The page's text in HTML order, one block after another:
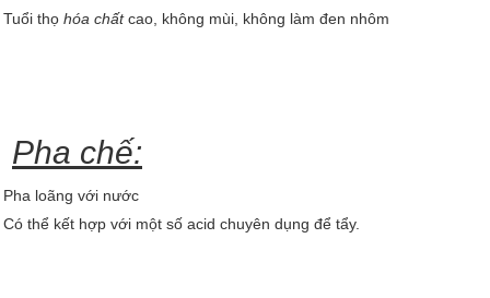
Tuổi thọ hóa chấtcao, không mùi, không làm đen nhôm
Pha chế:
Pha loãng với nước
Có thể kết hợp với một số acid chuyên dụng để tẩy.